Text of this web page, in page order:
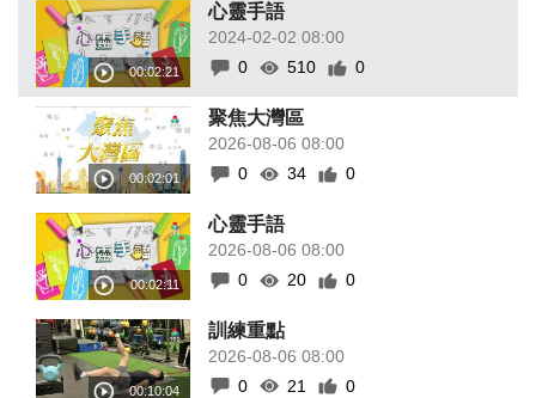
心靈手語
2024-02-02 08:00
0
510 0
聚焦大灣區
2026-08-06 08:00
0
34 0
心靈手語
2026-08-06 08:00
0
20 0
訓練重點
2026-08-06 08:00
0
21 0